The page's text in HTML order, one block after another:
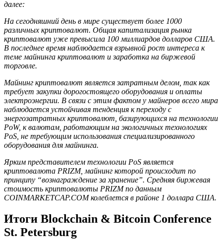
далее:
На сегодняшний день в мире существует более 1000
различных криптовалют. Общая капитализация рынка
криптовалют уже превысила 100 миллиардов долларов США.
В последнее время наблюдается взрывной рост интереса к
теме майнинга криптовалют и заработка на биржевой
торговле.
Майнинг криптовалют является затратным делом, так как
требует закупки дорогостоящего оборудования и оплаты
электроэнергии. В связи с этим фактом у майнеров всего мира
наблюдается устойчивая тенденция к переходу с
энергозатратных криптовалют, базирующихся на технологии
PoW, к валютам, работающим на экологичных технологиях
PoS, не требующим использования специализированного
оборудования для майнинга.
Ярким представителем технологии PoS является
криптовалюта PRIZM, майнинг которой происходит по
принципу “вознаграждение за хранение”. Средняя биржевая
стоимость криптовалюты PRIZM по данным
COINMARKETCAP.COM колеблется в районе 1 доллара США.
Итоги Blockchain & Bitcoin Conference
St. Petersburg